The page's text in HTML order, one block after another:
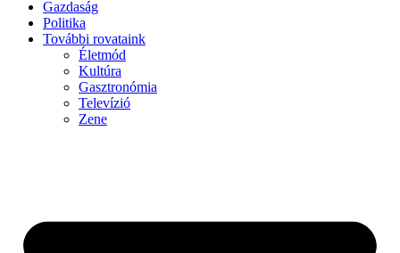
Gazdaság
Politika
További rovataink
Életmód
Kultúra
Gasztronómia
Televízió
Zene